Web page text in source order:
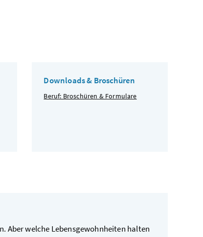
Downloads & Broschüren
Beruf: Broschüren & Formulare
Aber welche Lebensgewohnheiten halten